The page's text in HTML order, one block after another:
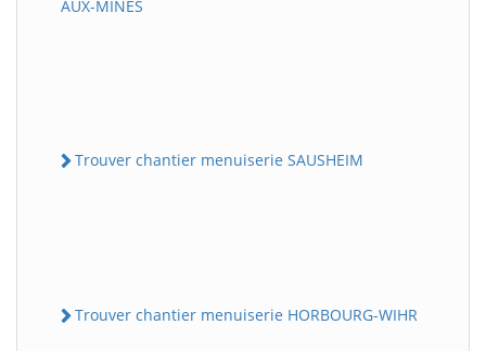
AUX-MINES
Trouver chantier menuiserie SAUSHEIM
Trouver chantier menuiserie HORBOURG-WIHR